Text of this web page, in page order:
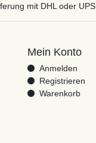
mit DHL oder UPS
Mein Konto
Anmelden
Registrieren
Warenkorb